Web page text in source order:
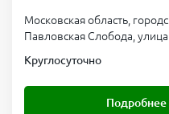
Московская область,
Павловская Слобода,
Круглосуточно
Подробнее